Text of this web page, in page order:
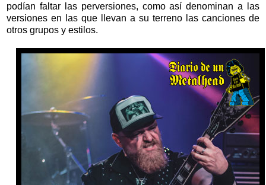
podían faltar las perversiones, como así denominan a las
versiones en las que llevan a su terreno las canciones de
otros grupos y estilos.